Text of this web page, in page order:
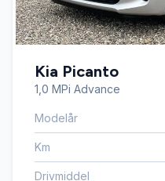
Kia Picanto
1,0 MPi Advance
Modelår
Km
Drivmiddel